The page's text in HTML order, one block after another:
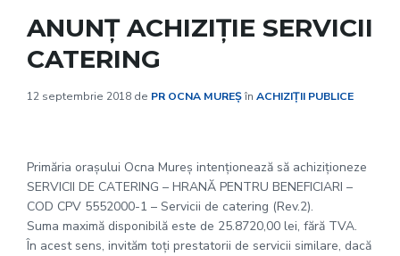
ANUNȚ ACHIZIȚIE SERVICII
CATERING
12 septembrie 2018 de PR OCNA MUREȘîn ACHIZIȚII PUBLICE
Primăria oraşului Ocna Mureş intenţionează să achiziţioneze
SERVICII DE CATERING – HRANĂ PENTRU BENEFICIARI –
COD CPV 5552000-1 – Servicii de catering (Rev.2).
Suma maximă disponibilă este de 25.8720,00 lei, fără TVA.
În acest sens, invităm toţi prestatorii de servicii similare, dacă